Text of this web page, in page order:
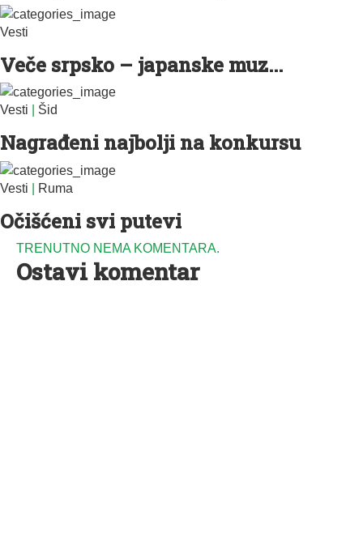
Vesti
Veče srpsko – japanske muz...
Vesti Šid
Nagrađeni najbolji na konkursu
Vesti Ruma
Očišćeni svi putevi
TRENUTNO NEMA KOMENTARA.
Ostavi komentar